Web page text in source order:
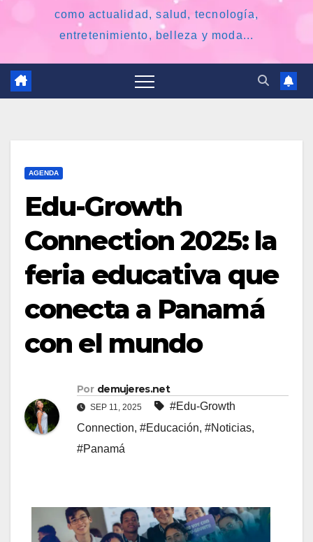
como actualidad, salud, tecnología,
entretenimiento, belleza y moda...
AGENDA
Edu-Growth
Connection 2025: la
feria educativa que
conecta a Panamá
con el mundo
Por demujeres.net
SEP 11, 2025
#Edu-Growth
Connection, #Educación, #Noticias,
#Panamá